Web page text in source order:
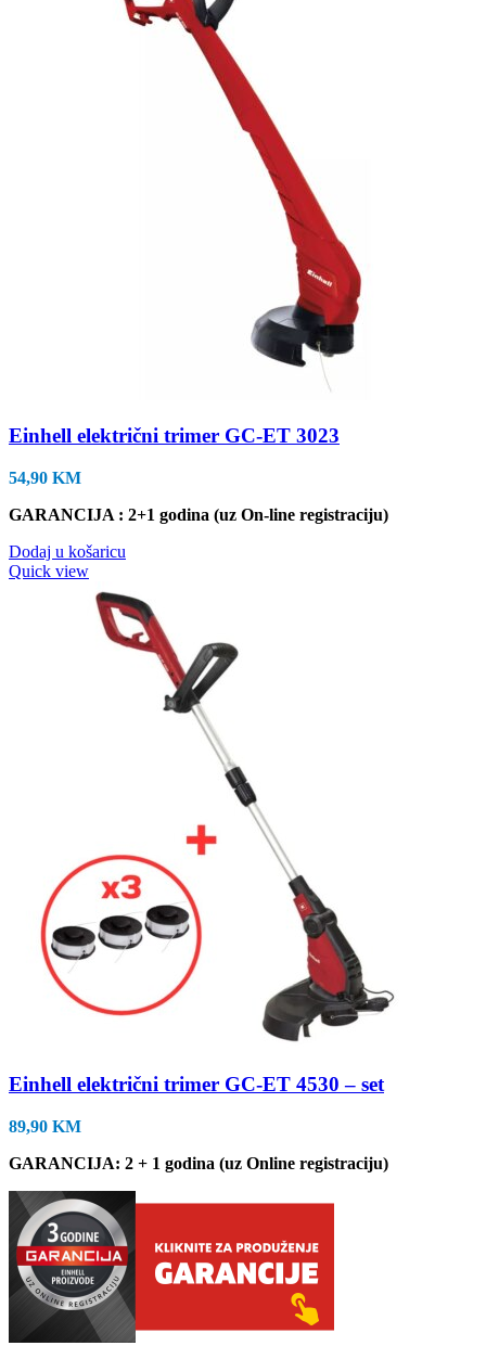
Einhell električni trimer GC-ET 3023
54,90 KM
GARANCIJA : 2+1 godina (uz On-line registraciju)
Dodaj u košaricu
Quick view
Einhell električni trimer GC-ET 4530 – set
89,90 KM
GARANCIJA: 2 + 1 godina (uz Online registraciju)